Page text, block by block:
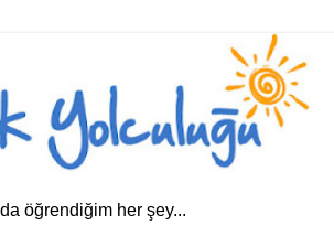
öğrendiğim her şey...